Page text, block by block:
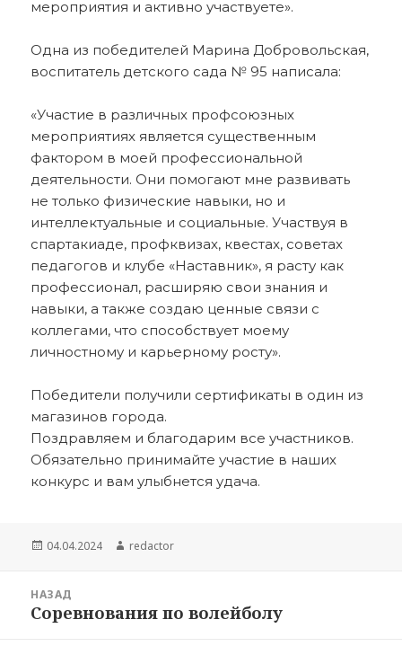
мероприятия и активно участвуете».
Одна из победителей Марина Добровольская,
воспитатель детского сада № 95 написала:
«Участие в различных профсоюзных
мероприятиях является существенным
фактором в моей профессиональной
деятельности. Они помогают мне развивать
не только физические навыки, но и
интеллектуальные и социальные. Участвуя в
спартакиаде, профквизах, квестах, советах
педагогов и клубе «Наставник», я расту как
профессионал, расширяю свои знания и
навыки, а также создаю ценные связи с
коллегами, что способствует моему
личностному и карьерному росту».
Победители получили сертификаты в один из
магазинов города.
Поздравляем и благодарим все участников.
Обязательно принимайте участие в наших
конкурс и вам улыбнется удача.
Опубликовано
04.04.2024 Автор
redactor
записям
НАЗАД
Предыдущая
Соревнования по волейболу